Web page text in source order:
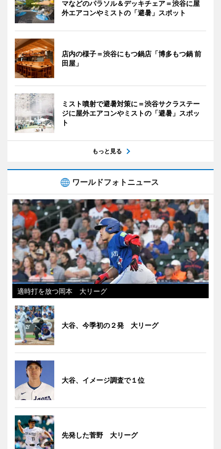
マなどのパラソル＆デッキチェア＝渋谷に屋
外エアコンやミストの「避暑」スポット
店内の様子＝渋谷にもつ鍋店「博多もつ鍋 前
田屋」
ミスト噴射で避暑対策に＝渋谷サクラステー
ジに屋外エアコンやミストの「避暑」スポッ
ト
もっと見る
ワールドフォトニュース
適時打を放つ岡本 大リーグ
大谷、今季初の２発 大リーグ
大谷、イメージ調査で１位
先発した菅野 大リーグ